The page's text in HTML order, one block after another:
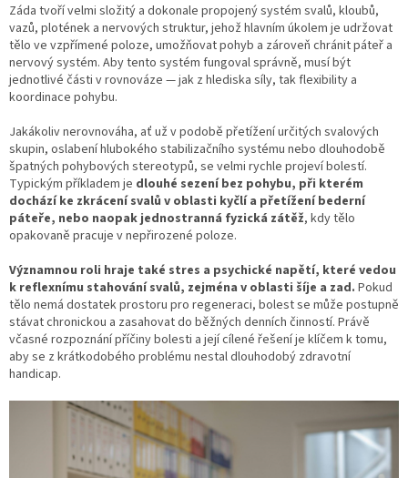
Záda tvoří velmi složitý a dokonale propojený systém svalů, kloubů,
vazů, plotének a nervových struktur, jehož hlavním úkolem je udržovat
tělo ve vzpřímené poloze, umožňovat pohyb a zároveň chránit páteř a
nervový systém. Aby tento systém fungoval správně, musí být
jednotlivé části v rovnováze — jak z hlediska síly, tak flexibility a
koordinace pohybu.
Jakákoliv nerovnováha, ať už v podobě přetížení určitých svalových
skupin, oslabení hlubokého stabilizačního systému nebo dlouhodobě
špatných pohybových stereotypů, se velmi rychle projeví bolestí.
Typickým příkladem je dlouhé sezení bez pohybu, při kterém
dochází ke zkrácení svalů v oblasti kyčlí a přetížení bederní
páteře, nebo naopak jednostranná fyzická zátěž, kdy tělo
opakovaně pracuje v nepřirozené poloze.
Významnou roli hraje také stres a psychické napětí, které vedou
k reflexnímu stahování svalů, zejména v oblasti šíje a zad. Pokud
tělo nemá dostatek prostoru pro regeneraci, bolest se může postupně
stávat chronickou a zasahovat do běžných denních činností. Právě
včasné rozpoznání příčiny bolesti a její cílené řešení je klíčem k tomu,
aby se z krátkodobého problému nestal dlouhodobý zdravotní
handicap.